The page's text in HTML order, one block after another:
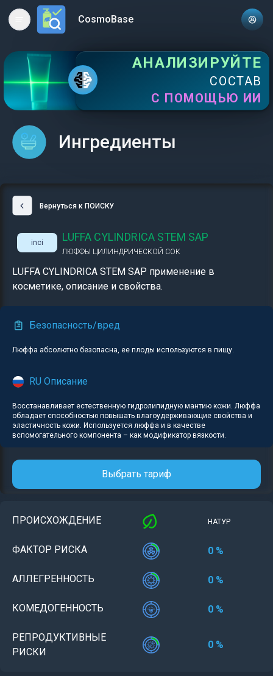
Open main menuCosmoBase
АНАЛИЗИРУЙТЕ
СОСТАВ
С ПОМОЩЬЮ ИИ
Ингредиенты
Вернуться к ПОИСКУ
inci LUFFA CYLINDRICA STEM SAP
ЛЮФФЫ ЦИЛИНДРИЧЕСКОЙ СОК
LUFFA CYLINDRICA STEM SAP применение в
косметике, описание и свойства.
Безопасность/вред
Люффа абсолютно безопасна, ее плоды используются в пищу.
RU Описание
Восстанавливает естественную гидролипидную мантию кожи. Люффа
обладает способностью повышать влагоудерживающие свойства и
эластичность кожи. Используется люффа и в качестве
вспомогательного компонента – как модификатор вязкости.
Выбрать тариф
ПРОИСХОЖДЕНИЕ НАТУР
ФАКТОР РИСКА 0 %
АЛЛЕГРЕННОСТЬ 0 %
КОМЕДОГЕННОСТЬ 0 %
РЕПРОДУКТИВНЫЕ
РИСКИ
0 %